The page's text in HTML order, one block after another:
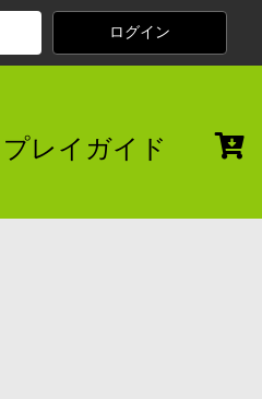
プレイガイド